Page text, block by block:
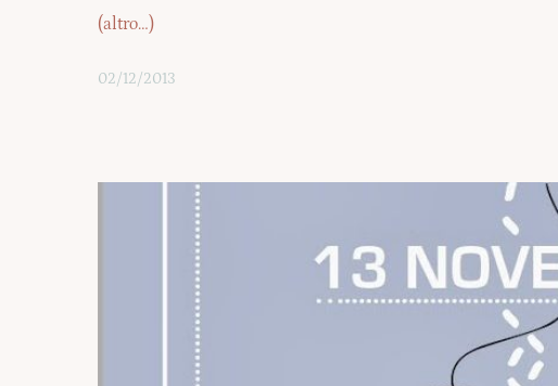
(altro…)
02/12/2013